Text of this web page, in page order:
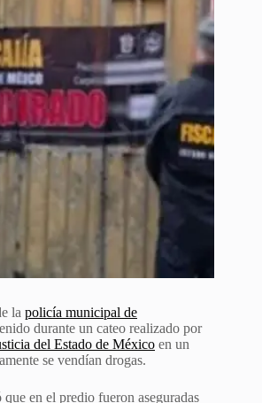
la policía municipal de
durante un cateo realizado por
del Estado de México en un
se vendían drogas.
en el predio fueron aseguradas